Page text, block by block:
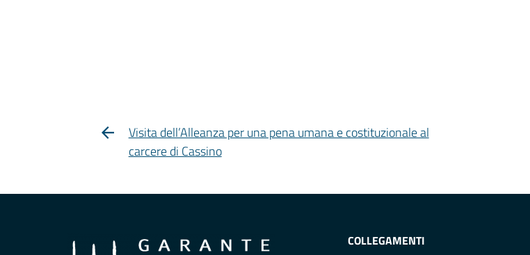
Visita dell’Alleanza per una pena umana e costituzionale al
carcere di Cassino
COLLEGAMENTI